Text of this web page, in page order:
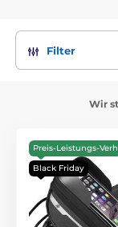
Filter
Wir
Preis-Leistungs-
Black Friday